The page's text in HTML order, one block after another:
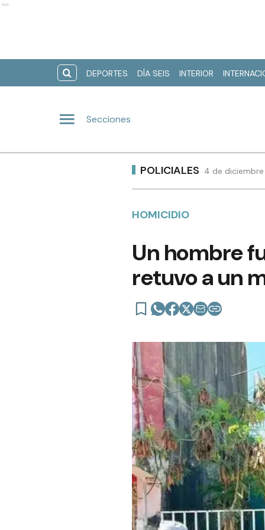
Ads
DEPORTES DÍA SEIS INTERIOR
Secciones
POLICIALES 4 de
HOMICIDIO
Un hombre
retuvo a un